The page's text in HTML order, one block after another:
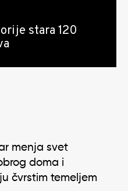
stara 120
menja svet
doma i
čvrstim temeljem